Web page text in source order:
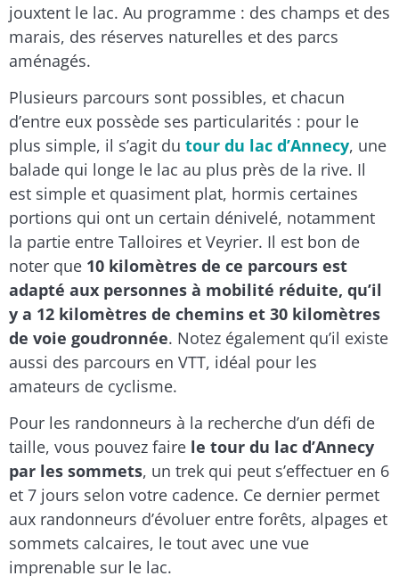
jouxtent le lac. Au programme : des champs et des
marais, des réserves naturelles et des parcs
aménagés.
Plusieurs parcours sont possibles, et chacun
d’entre eux possède ses particularités : pour le
plus simple, il s’agit du tour du lac d’Annecy, une
balade qui longe le lac au plus près de la rive. Il
est simple et quasiment plat, hormis certaines
portions qui ont un certain dénivelé, notamment
la partie entre Talloires et Veyrier. Il est bon de
noter que 10 kilomètres de ce parcours est
adapté aux personnes à mobilité réduite, qu’il
y a 12 kilomètres de chemins et 30 kilomètres
de voie goudronnée. Notez également qu’il existe
aussi des parcours en VTT, idéal pour les
amateurs de cyclisme.
Pour les randonneurs à la recherche d’un défi de
taille, vous pouvez faire le tour du lac d’Annecy
par les sommets, un trek qui peut s’effectuer en 6
et 7 jours selon votre cadence. Ce dernier permet
aux randonneurs d’évoluer entre forêts, alpages et
sommets calcaires, le tout avec une vue
imprenable sur le lac.